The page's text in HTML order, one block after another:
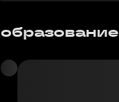
образование